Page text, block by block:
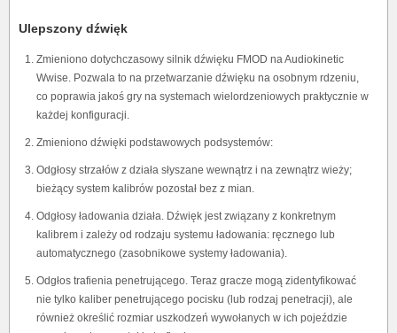
Ulepszony dźwięk
Zmieniono dotychczasowy silnik dźwięku FMOD na Audiokinetic
Wwise. Pozwala to na przetwarzanie dźwięku na osobnym rdzeniu,
co poprawia jakoś gry na systemach wielordzeniowych praktycznie w
każdej konfiguracji.
Zmieniono dźwięki podstawowych podsystemów:
Odgłosy strzałów z działa słyszane wewnątrz i na zewnątrz wieży;
bieżący system kalibrów pozostał bez z mian.
Odgłosy ładowania działa. Dźwięk jest związany z konkretnym
kalibrem i zależy od rodzaju systemu ładowania: ręcznego lub
automatycznego (zasobnikowe systemy ładowania).
Odgłos trafienia penetrującego. Teraz gracze mogą zidentyfikować
nie tylko kaliber penetrującego pocisku (lub rodzaj penetracji), ale
również określić rozmiar uszkodzeń wywołanych w ich pojeździe